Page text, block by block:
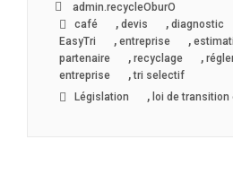
admin.recycleOburO
café
, devis , diagnostic
EasyTri , entreprise ,
partenaire , recyclage ,
entreprise
,tri selectif
Législation
, loi de